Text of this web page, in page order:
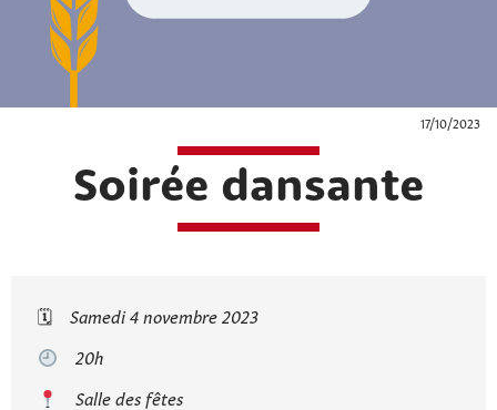
17/10/2023
Soirée dansante
🗓
Samedi 4 novembre 2023
20h
Salle des fêtes